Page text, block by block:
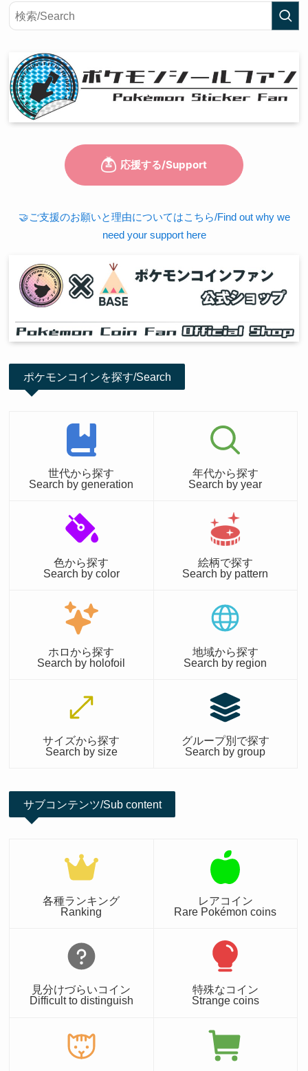
🤝ご支援のお願いと理由についてはこちら/Find out why we
need your support here
ポケモンコインを探す/Search
世代から探す
Search by generation
年代から探す
Search by year
色から探す
Search by color
絵柄で探す
Search by pattern
ホロから探す
Search by holofoil
地域から探す
Search by region
サイズから探す
Search by size
グループ別で探す
Search by group
サブコンテンツ/Sub content
各種ランキング
Ranking
レアコイン
Rare Pokémon coins
見分けづらいコイン
Difficult to distinguish
特殊なコイン
Strange coins